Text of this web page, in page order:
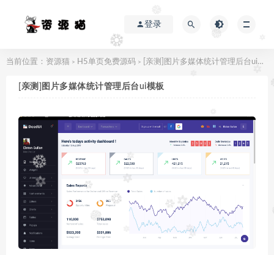
登录
当前位置： 资源猫 > H5单页免费源码 > [亲测]图片多媒体统计管理后台ui模板
[亲测]图片多媒体统计管理后台ui模板